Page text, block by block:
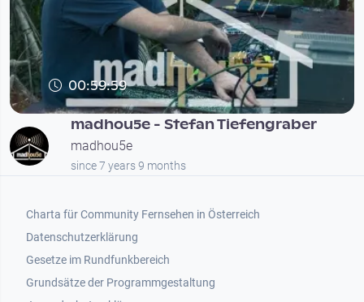
00:59:59
madhou5e - Stefan Tiefengraber
madhou5e
since 7 years 9 months
Footer 1
Charta für Community Fernsehen in Österreich
Datenschutzerklärung
Gesetze im Rundfunkbereich
Grundsätze der Programmgestaltung